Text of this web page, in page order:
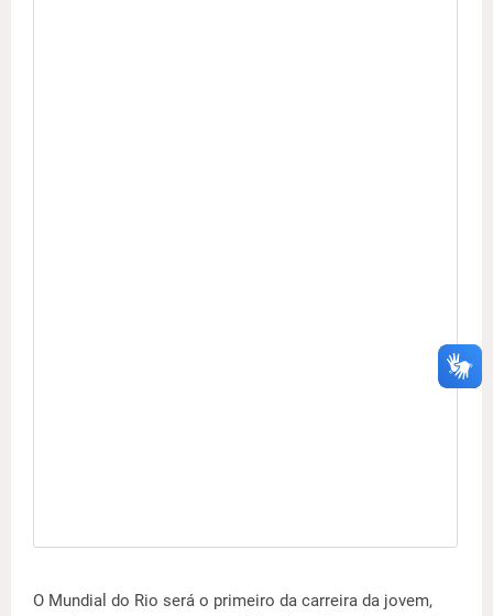
O Mundial do Rio será o primeiro da carreira da jovem,